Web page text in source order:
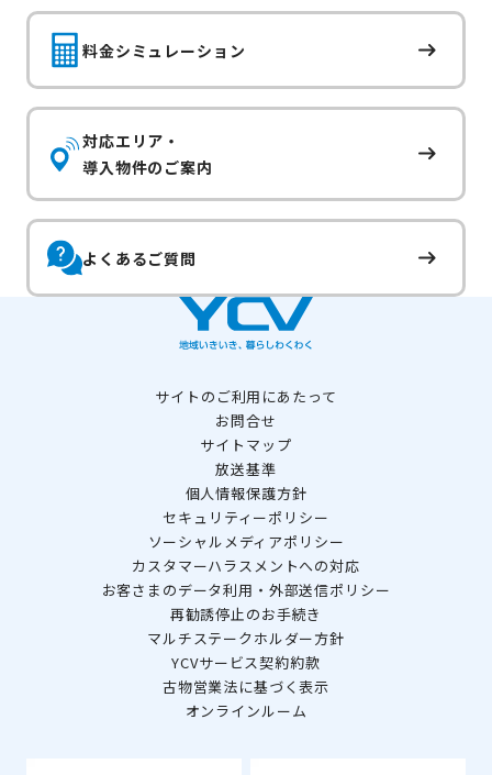
料金シミュレーション
対応エリア・
導入物件のご案内
よくあるご質問
サイトのご利用にあたって
お問合せ
サイトマップ
放送基準
個人情報保護方針
セキュリティーポリシー
ソーシャルメディアポリシー
カスタマーハラスメントへの対応
お客さまのデータ利用・外部送信ポリシー
再勧誘停止のお手続き
マルチステークホルダー方針
YCVサービス契約約款
古物営業法に基づく表示
オンラインルーム